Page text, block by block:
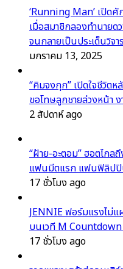
‘Running Man’ เปิดศั
เมื่อสมาชิกลองทำนายด
จนกลายเป็นประเด็นวิจ
มกราคม 13, 2025
“คิมจงกุก” เปิดใจชีวิต
ขอโทษลูกชายล่วงหน้า
2 สัปดาห์ ago
“ฝ้าย-อะตอม” ฮอตไกล
แฟนมีตแรก แฟนฟิลิปปิ
17 ชั่วโมง ago
JENNIE ฟอร์มแรงไม่
บนเวที M Countdown
17 ชั่วโมง ago